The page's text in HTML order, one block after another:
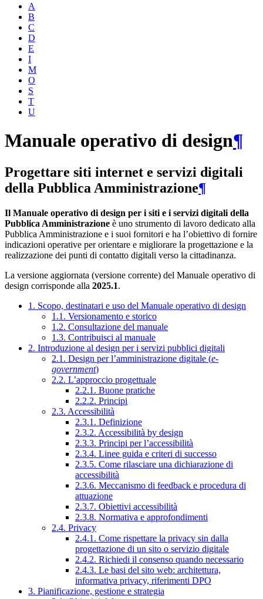
A
B
C
D
E
I
M
O
S
T
U
Manuale operativo di design¶
Progettare siti internet e servizi digitali
della Pubblica Amministrazione¶
Il Manuale operativo di design per i siti e i servizi digitali della
Pubblica Amministrazione è uno strumento di lavoro dedicato alla
Pubblica Amministrazione e i suoi fornitori e ha l’obiettivo di fornire
indicazioni operative per orientare e migliorare la progettazione e la
realizzazione dei punti di contatto digitali verso la cittadinanza.
La versione aggiornata (versione corrente) del Manuale operativo di
design corrisponde alla 2025.1.
1. Scopo, destinatari e uso del Manuale operativo di design
1.1. Versionamento e storico
1.2. Consultazione del manuale
1.3. Contribuisci al manuale
2. Introduzione al design per i servizi pubblici digitali
2.1. Design per l’amministrazione digitale (e-
government)
2.2. L’approccio progettuale
2.2.1. Buone pratiche
2.2.2. Principi
2.3. Accessibilità
2.3.1. Definizione
2.3.2. Accessibilità by design
2.3.3. Principi per l’accessibilità
2.3.4. Linee guida e criteri di successo
2.3.5. Come rilasciare una dichiarazione di
accessibilità
2.3.6. Meccanismo di feedback e procedura di
attuazione
2.3.7. Obiettivi accessibilità
2.3.8. Normativa e approfondimenti
2.4. Privacy
2.4.1. Come rispettare la privacy sin dalla
progettazione di un sito o servizio digitale
2.4.2. Richiedi il consenso quando necessario
2.4.3. Le basi del sito web: architettura,
informativa privacy, riferimenti DPO
3. Pianificazione, gestione e strategia